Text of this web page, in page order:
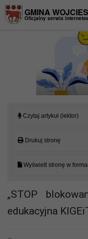
GMINA
Oficjalny serwis
Czytaj artykuł (lektor)
Drukuj stronę
Wyświetl stronę w
„STOP
edukacyjna